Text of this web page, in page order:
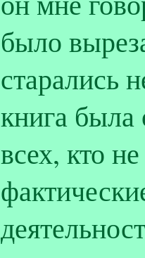
было
старались
книга
всех, кто